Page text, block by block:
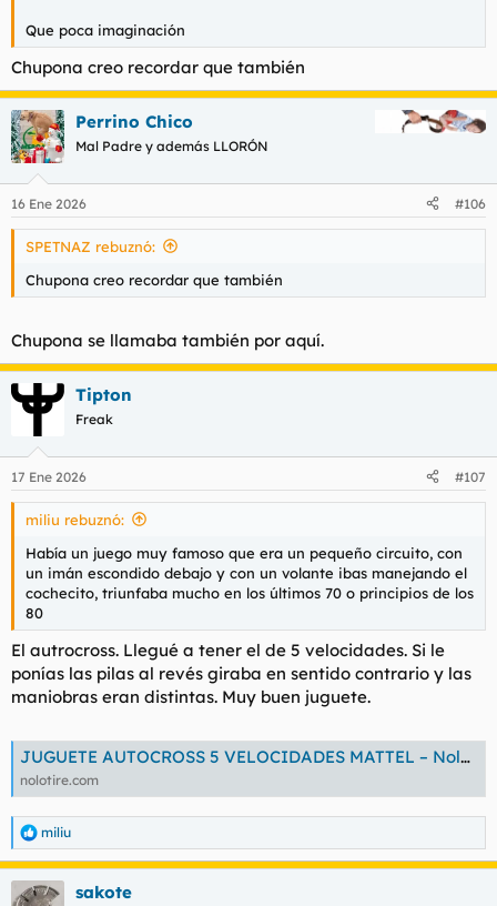
Que poca imaginación
Chupona creo recordar que también
Perrino Chico
Mal Padre y además LLORÓN
16 Ene 2026 #106
SPETNAZ rebuznó:
Chupona creo recordar que también
Chupona se llamaba también por aquí.
Tipton
Freak
17 Ene 2026 #107
miliu rebuznó:
Había un juego muy famoso que era un pequeño circuito, con
un imán escondido debajo y con un volante ibas manejando el
cochecito, triunfaba mucho en los últimos 70 o principios de los
80
El autrocross. Llegué a tener el de 5 velocidades. Si le
ponías las pilas al revés giraba en sentido contrario y las
maniobras eran distintas. Muy buen juguete.
JUGUETE AUTOCROSS 5 VELOCIDADES MATTEL – Nolotire
nolotire.com
R
e
c
miliu
sakote